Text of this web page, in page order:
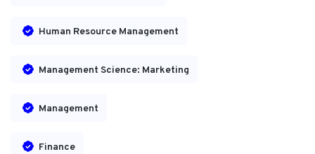
Human Resource Management
Management Science: Marketing
Management
Finance